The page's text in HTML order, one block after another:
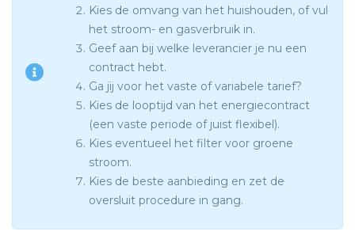
Kies de omvang van het huishouden, of vul
het stroom- en gasverbruik in.
Geef aan bij welke leverancier je nu een
contract hebt.
Ga jij voor het vaste of variabele tarief?
Kies de looptijd van het energiecontract
(een vaste periode of juist flexibel).
Kies eventueel het filter voor groene
stroom.
Kies de beste aanbieding en zet de
oversluit procedure in gang.